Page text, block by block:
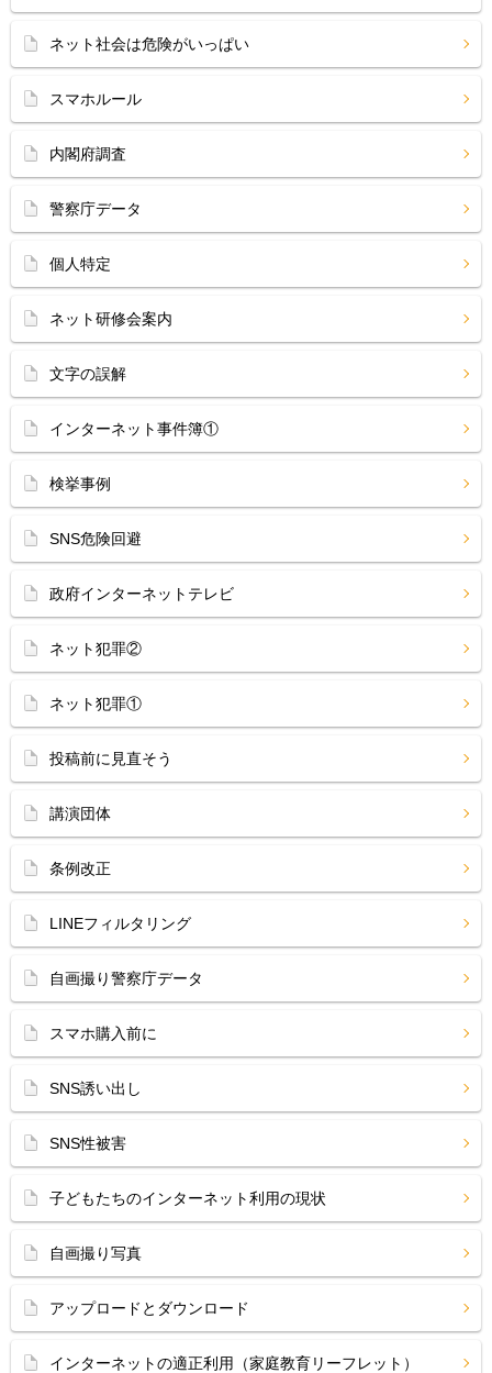
ネット社会は危険がいっぱい
スマホルール
内閣府調査
警察庁データ
個人特定
ネット研修会案内
文字の誤解
インターネット事件簿①
検挙事例
SNS危険回避
政府インターネットテレビ
ネット犯罪②
ネット犯罪①
投稿前に見直そう
講演団体
条例改正
LINEフィルタリング
自画撮り警察庁データ
スマホ購入前に
SNS誘い出し
SNS性被害
子どもたちのインターネット利用の現状
自画撮り写真
アップロードとダウンロード
インターネットの適正利用（家庭教育リーフレット）